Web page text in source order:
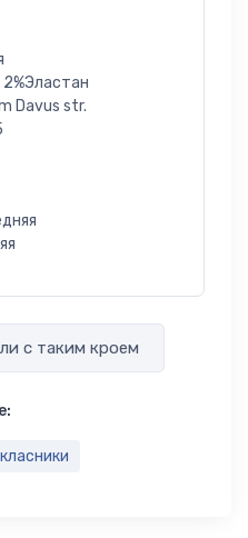
Davus str.
с таким кроем